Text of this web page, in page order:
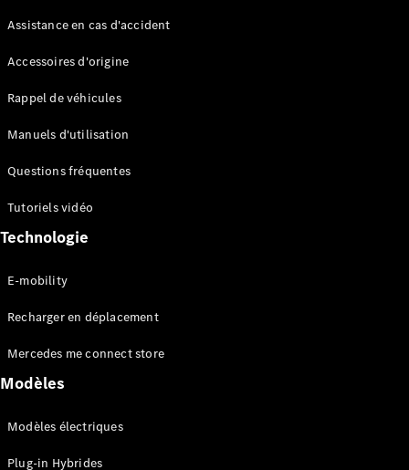
Terrain
Break
Break All-
Configurateur
Benz Store
Hatchback
Tous les
Hatchbacks
Berline
Classe B
Assistance en cas d'accident
Accessoires d'origine
Rappel de véhicules
Manuels d'utilisation
Questions fréquentes
Tutoriels vidéo
Technologie
E-mobility
Recharger en déplacement
Mercedes me connect store
Modèles
Modèles électriques
Plug-in Hybrides